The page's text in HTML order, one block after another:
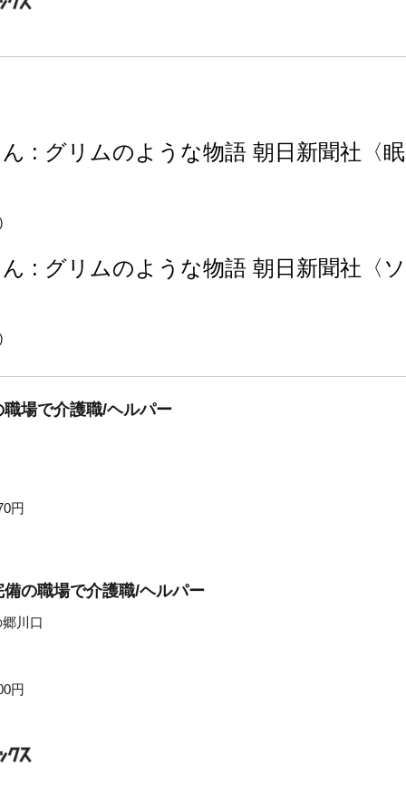
: グリムのような物語 朝日新聞社〈
)
: グリムのような物語 朝日新聞社〈
)
場で介護職/ヘルパー
円
の職場で介護職/ヘルパー
川口
円